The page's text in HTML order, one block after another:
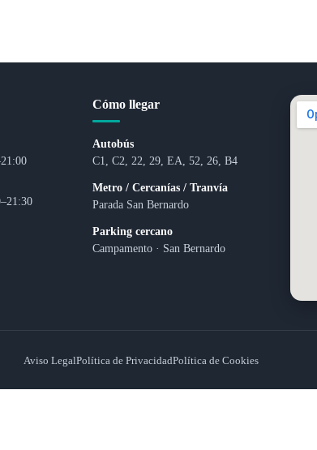
Cómo llegar
Autobús
C1, C2, 22, 29, EA, 52, 26, B4
Metro / Cercanías / Tranvía
Parada San Bernardo
Parking cercano
Campamento · San Bernardo
Aviso LegalPolítica de PrivacidadPolítica de Cookies